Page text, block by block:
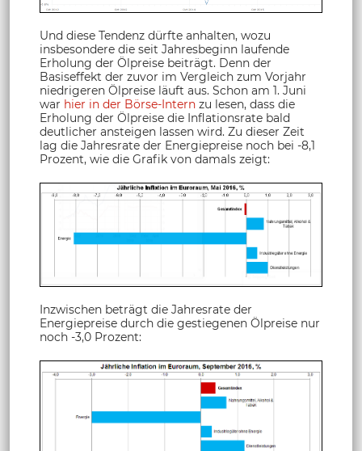
Und diese Tendenz dürfte anhalten, wozu
insbesondere die seit Jahresbeginn laufende
Erholung der Ölpreise beiträgt. Denn der
Basiseffekt der zuvor im Vergleich zum Vorjahr
niedrigeren Ölpreise läuft aus. Schon am 1. Juni
war hier in der Börse-Intern zu lesen, dass die
Erholung der Ölpreise die Inflationsrate bald
deutlicher ansteigen lassen wird. Zu dieser Zeit
lag die Jahresrate der Energiepreise noch bei -8,1
Prozent, wie die Grafik von damals zeigt:
Inzwischen beträgt die Jahresrate der
Energiepreise durch die gestiegenen Ölpreise nur
noch -3,0 Prozent: